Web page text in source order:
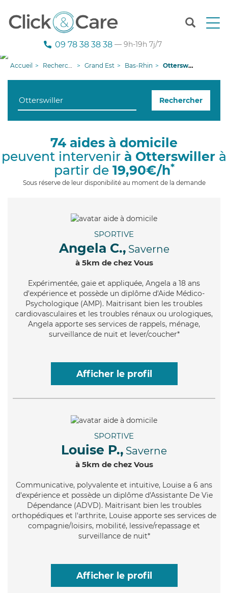
T
n
g
i
09 78 38 38 38 — 9h-19h 7j/7
Accueil Recherche aide à domicile Grand Est Bas-Rhin Otterswiller
Rechercher
74 aides à domicile
peuvent intervenir à Otterswiller à
partir de 19,90€/h*
Sous réserve de leur disponibilité au moment de la demande
SPORTIVE
Angela C., Saverne
à 5km de chez Vous
Expérimentée, gaie et appliquée, Angela a 18 ans
d'expérience et possède un diplôme d'Aide Médico-
Psychologique (AMP). Maitrisant bien les troubles
cardiovasculaires et les troubles rénaux ou urologiques,
Angela apporte ses services de rappels, ménage,
surveillance de nuit et lever/coucher*
Afficher le profil
SPORTIVE
Louise P., Saverne
à 5km de chez Vous
Communicative, polyvalente et intuitive, Louise a 6 ans
d'expérience et possède un diplôme d'Assistante De Vie
Dépendance (ADVD). Maitrisant bien les troubles
orthopédiques et l'arthrite, Louise apporte ses services de
compagnie/loisirs, mobilité, lessive/repassage et
surveillance de nuit*
Afficher le profil